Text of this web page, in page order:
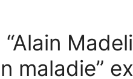
maladie”